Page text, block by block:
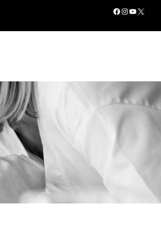
Facebook InstagramYouTube X